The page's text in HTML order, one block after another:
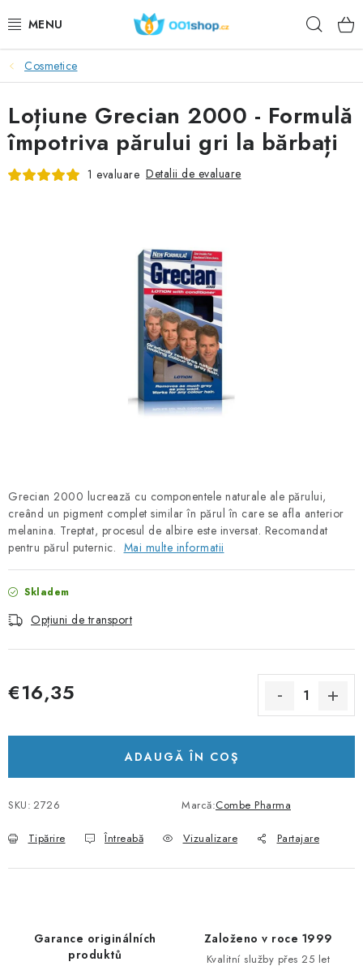
DOPLŇKY STRAVY
COSMETICE
SPORT
Natural Health Store
Dicționar termeni
Hartă server
Comanda mea
Cosmetice
Grecian 2000 lucrează cu componentele naturale ale părului,
creând un pigment complet similar în părul în care se afla anterior
melanina. Treptat, procesul de albire este inversat. Recomandat
pentru părul puternic. Mai multe informatii
Skladem
Opțiuni de transport
€16,35
ADAUGĂ ÎN COŞ
SKU: 2726 Marcă:Combe Pharma
Tipărire Întreabă Vizualizare Partajare
Loțiune Grecian 2000 - Formulă
împotriva părului gri la bărbați
1 evaluare Detalii de evaluare
Garance originálních
produktů
Založeno v roce 1999
Kvalitní služby přes 25 let